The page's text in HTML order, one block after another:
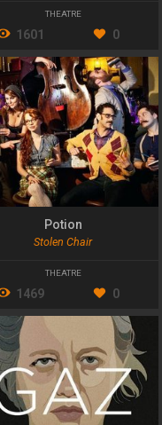
THEATRE
1601 0
Potion
Stolen Chair
THEATRE
1469 0